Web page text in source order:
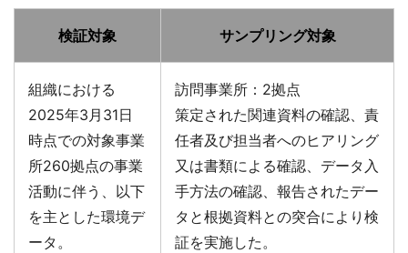
検証対象 サンプリング対象
組織における
2025年3月31日
時点での対象事業
所260拠点の事業
活動に伴う、以下
を主とした環境デ
ータ。
訪問事業所：2拠点
策定された関連資料の確認、責
任者及び担当者へのヒアリング
又は書類による確認、データ入
手方法の確認、報告されたデー
タと根拠資料との突合により検
証を実施した。